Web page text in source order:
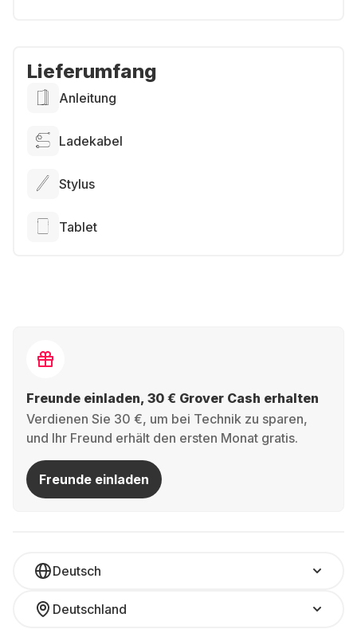
Lieferumfang
Anleitung
Ladekabel
Stylus
Tablet
Freunde einladen, 30 € Grover Cash erhalten
Verdienen Sie 30 €, um bei Technik zu sparen,
und Ihr Freund erhält den ersten Monat gratis.
Freunde einladen
Deutsch
Deutschland